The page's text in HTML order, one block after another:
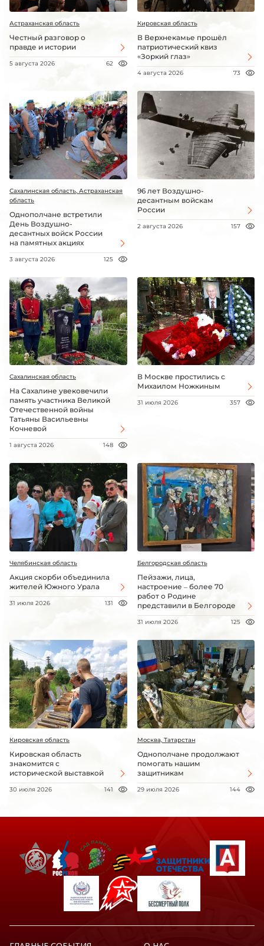
Астраханская область
Честный разговор о
правде и истории
5 августа 2026 62
Кировская область
В Верхнекамье прошёл
патриотический квиз
«Зоркий глаз»
4 августа 2026 73
Сахалинская область, Астраханская
область
Однополчане встретили
День Воздушно-
десантных войск России
на памятных акциях
3 августа 2026 125
96 лет Воздушно-
десантным войскам
России
2 августа 2026 157
Сахалинская область
На Сахалине увековечили
память участника Великой
Отечественной войны
Татьяны Васильевны
Кочневой
1 августа 2026 148
В Москве простились с
Михаилом Ножкиным
31 июля 2026 357
Челябинская область
Акция скорби объединила
жителей Южного Урала
31 июля 2026 131
Белгородская область
Пейзажи, лица,
настроение – более 70
работ о Родине
представили в Белгороде
31 июля 2026 125
Кировская область
Кировская область
знакомится с
исторической выставкой
30 июля 2026 141
Москва, Татарстан
Однополчане продолжают
помогать нашим
защитникам
29 июля 2026 144